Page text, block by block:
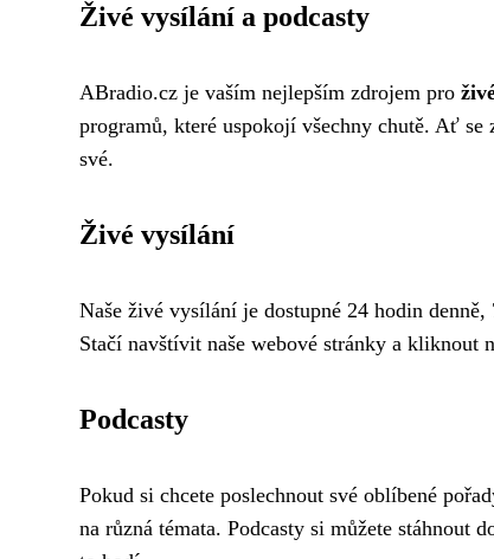
Živé vysílání a podcasty
ABradio.cz je vaším nejlepším zdrojem pro
programů, které uspokojí všechny chutě. Ať se
své.
Živé vysílání
Naše živé vysílání je dostupné 24 hodin
Stačí navštívit naše webové stránky a kliknout
Podcasty
Pokud si chcete poslechnout své oblíbené
na různá témata. Podcasty si můžete stáhnout